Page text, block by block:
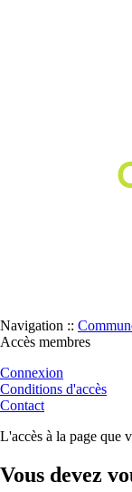
Navigation ::
Accès membres
Connexion
Conditions d'accès
Contact
L'accès à la page que
Vous devez